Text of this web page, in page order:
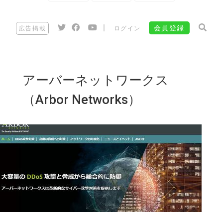
広告掲載 ログイン 会員登録
アーバーネットワークス
（Arbor Networks）